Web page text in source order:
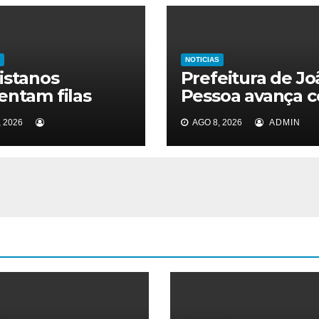
filas
vacina
sarampo
2026
NOTICIAS
Prefeitura de
Pessoa avança
projetos de
corredores viários
para sistema de
AGO 8, 2026 ADMIN